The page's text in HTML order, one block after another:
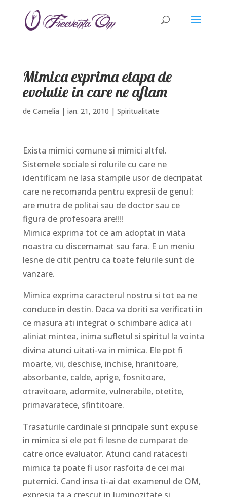
Mimica exprima etapa de
evolutie in care ne aflam
de Camelia | ian. 21, 2010 | Spiritualitate
Exista mimici comune si mimici altfel.
Sistemele sociale si rolurile cu care ne
identificam ne lasa stampile usor de decripatat
care ne recomanda pentru expresii de genul:
are mutra de politai sau de doctor sau ce
figura de profesoara are!!!!
Mimica exprima tot ce am adoptat in viata
noastra cu discernamat sau fara. E un meniu
lesne de citit pentru ca toate felurile sunt de
vanzare.
Mimica exprima caracterul nostru si tot ea ne
conduce in destin. Daca va doriti sa verificati in
ce masura ati integrat o schimbare adica ati
aliniat mintea, inima sufletul si spiritul la vointa
divina atunci uitati-va in mimica. Ele pot fi
moarte, vii, deschise, inchise, hranitoare,
absorbante, calde, aprige, fosnitoare,
otravitoare, adormite, vulnerabile, otetite,
primavaratece, sfintitoare.
Trasaturile cardinale si principale sunt expuse
in mimica si ele pot fi lesne de cumparat de
catre orice evaluator. Atunci cand ratacesti
mimica ta poate fi usor rasfoita de cei mai
puternici. Cand insa ti-ai dat examenul de OM,